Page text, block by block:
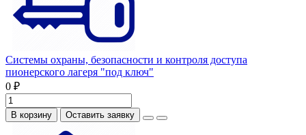
Системы охраны, безопасности и контроля доступа
пионерского лагеря "под ключ"
0 ₽
В корзину Оставить заявку